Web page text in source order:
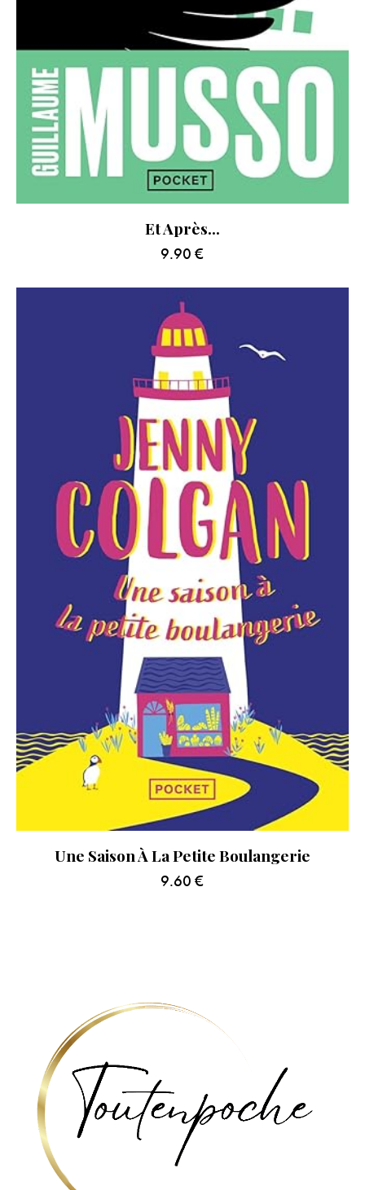
Et Après…
9.90 €
Une Saison À La Petite Boulangerie
9.60 €